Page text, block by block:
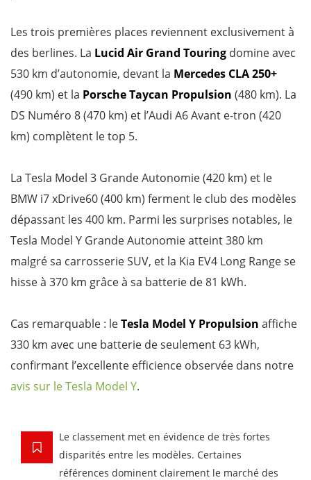
Les trois premières places reviennent exclusivement à
des berlines. La Lucid Air Grand Touring domine avec
530 km d’autonomie, devant la Mercedes CLA 250+
(490 km) et la Porsche Taycan Propulsion (480 km). La
DS Numéro 8 (470 km) et l’Audi A6 Avant e-tron (420
km) complètent le top 5.
La Tesla Model 3 Grande Autonomie (420 km) et le
BMW i7 xDrive60 (400 km) ferment le club des modèles
dépassant les 400 km. Parmi les surprises notables, le
Tesla Model Y Grande Autonomie atteint 380 km
malgré sa carrosserie SUV, et la Kia EV4 Long Range se
hisse à 370 km grâce à sa batterie de 81 kWh.
Cas remarquable : leTesla Model Y Propulsion affiche
330 km avec une batterie de seulement 63 kWh,
confirmant l’excellente efficience observée dans notre
avis sur le Tesla Model Y.
Le classement met en évidence de très fortes
disparités entre les modèles. Certaines
références dominent clairement le marché des